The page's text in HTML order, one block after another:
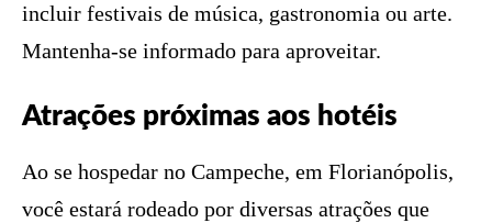
incluir festivais de música, gastronomia ou arte.
Mantenha-se informado para aproveitar.
Atrações próximas aos hotéis
Ao se hospedar no Campeche, em Florianópolis,
você estará rodeado por diversas atrações que